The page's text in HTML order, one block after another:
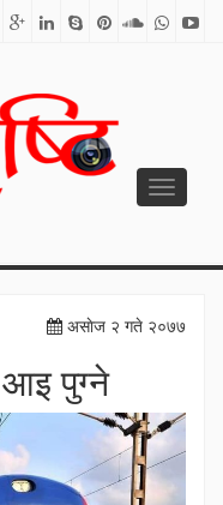
Toggle
असाेज २ गते २०७७
पुग्ने